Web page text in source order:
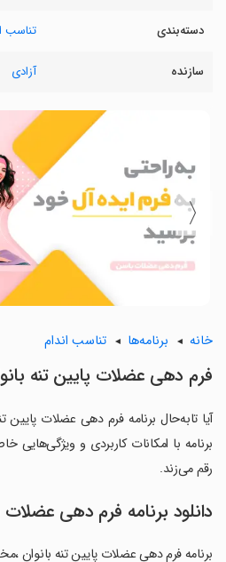
دسته‌بندی تناسب
سازنده آزادی
〈
خانه برنامه‌ها تناسب اندام
فرم دهی عضلات پایین تنه
آیا تابه‌حال برنامه فرم دهی عضلات پایین
برنامه با امکانات کاربردی و ویژگی‌هایی
رقم می‌زند.
دانلود برنامه فرم دهی عضلات
برنامه فرم دهی عضلات پایین تنه